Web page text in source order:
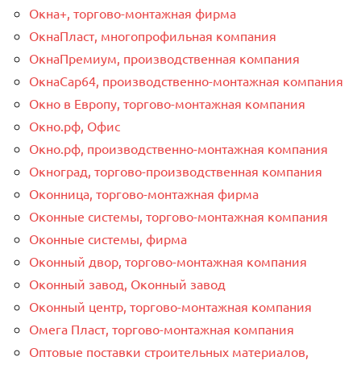
Окна+, торгово-монтажная фирма
ОкнаПласт, многопрофильная компания
ОкнаПремиум, производственная компания
ОкнаСар64, производственно-монтажная компания
Окно в Европу, торгово-монтажная компания
Окно.рф, Офис
Окно.рф, производственно-монтажная компания
Окноград, торгово-производственная компания
Оконница, торгово-монтажная фирма
Оконные системы, торгово-монтажная компания
Оконные системы, фирма
Оконный двор, торгово-монтажная компания
Оконный завод, Оконный завод
Оконный центр, торгово-монтажная компания
Омега Пласт, торгово-монтажная компания
Оптовые поставки строительных материалов,